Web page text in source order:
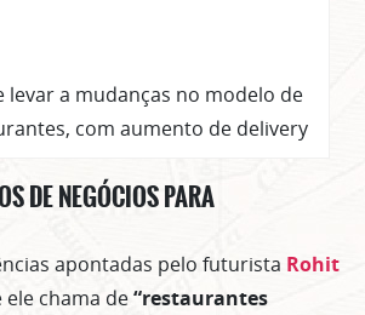
levar a mudanças no modelo de
com aumento de delivery
DE NEGÓCIOS PARA
apontadas pelo futurista Rohit
ele chama de“restaurantes